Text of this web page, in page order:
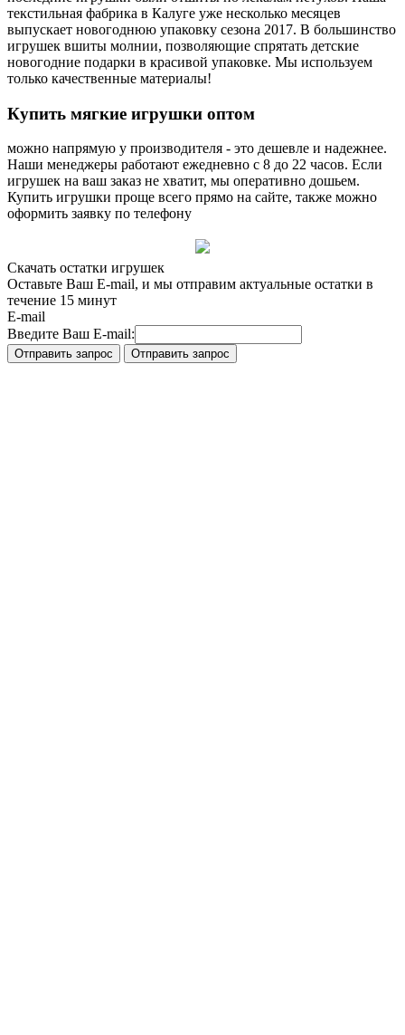
текстильная фабрика в Калуге уже несколько месяцев
выпускает новогоднюю упаковку сезона 2017. В большинство
игрушек вшиты молнии, позволяющие спрятать детские
новогодние подарки в красивой упаковке. Мы используем
только качественные материалы!
Купить мягкие игрушки оптом
можно напрямую у производителя - это дешевле и надежнее.
Наши менеджеры работают ежедневно с 8 до 22 часов. Если
игрушек на ваш заказ не хватит, мы оперативно дошьем.
Купить игрушки проще всего прямо на сайте, также можно
оформить заявку по телефону
Скачать остатки игрушек
Оставьте Ваш E-mail, и мы отправим актуальные остатки в
течение 15 минут
E-mail
Введите Ваш E-mail: